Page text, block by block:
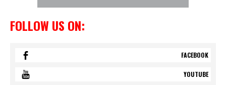
FOLLOW US ON:
FACEBOOK
YOUTUBE